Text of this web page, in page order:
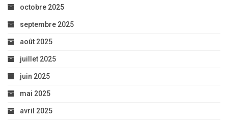
octobre 2025
septembre 2025
août 2025
juillet 2025
juin 2025
mai 2025
avril 2025